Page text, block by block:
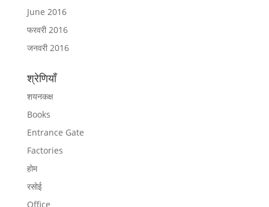
June 2016
फरवरी 2016
जनवरी 2016
श्रेणियाँ
शयनकक्ष
Books
Entrance Gate
Factories
होम
रसोई
Office